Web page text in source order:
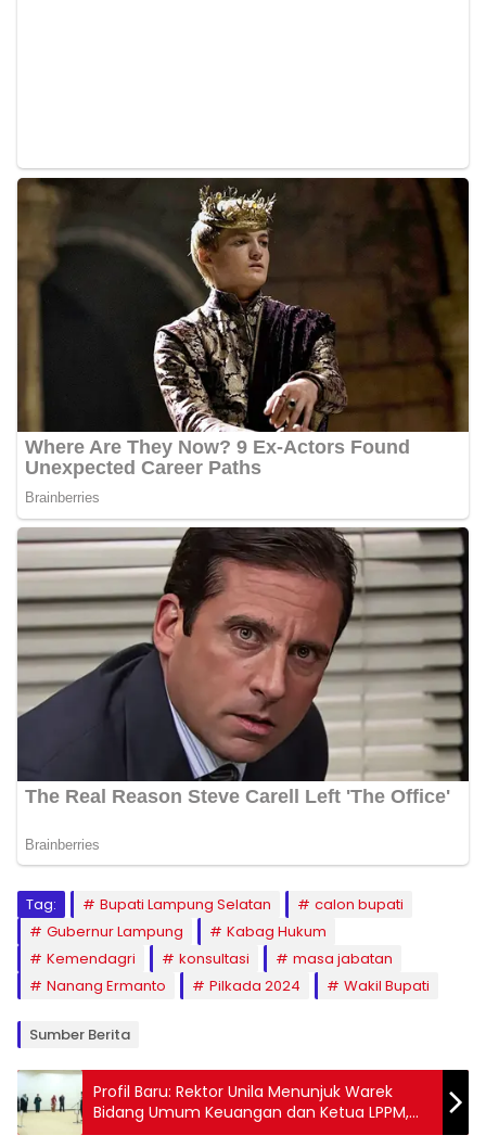
Tag: Bupati Lampung Selatan
calon bupati
Gubernur Lampung
Kabag Hukum
Kemendagri
konsultasi
masa jabatan
Nanang Ermanto
Pilkada 2024 Wakil Bupati
Sumber Berita
Profil Baru: Rektor Unila Menunjuk Warek
Bidang Umum Keuangan dan Ketua LPPM,
Mengenal Lebih Dekat Figur Ini